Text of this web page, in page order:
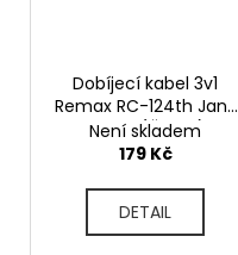
Dobíjecí kabel 3v1
Remax RC-124th Jany
Series (Černý)
Není skladem
179 Kč
DETAIL